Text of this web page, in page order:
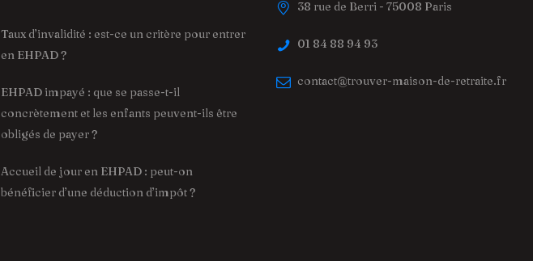
Taux d’invalidité : est-ce un critère pour entrer
en EHPAD ?
EHPAD impayé : que se passe-t-il
concrètement et les enfants peuvent-ils être
obligés de payer ?
Accueil de jour en EHPAD : peut-on
bénéficier d’une déduction d’impôt ?
38 rue de Berri - 75008 Paris
01 84 88 94 93
contact@trouver-maison-de-retraite.fr